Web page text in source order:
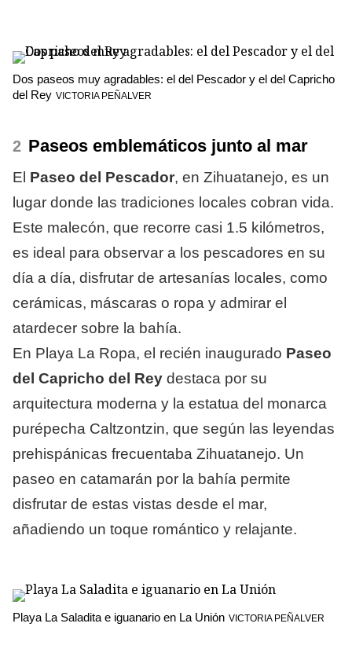
Dos paseos muy agradables: el del Pescador y el del Capricho
del Rey VICTORIA PEÑALVER
Paseos emblemáticos junto al mar
El Paseo del Pescador, en Zihuatanejo, es un
lugar donde las tradiciones locales cobran vida.
Este malecón, que recorre casi 1.5 kilómetros,
es ideal para observar a los pescadores en su
día a día, disfrutar de artesanías locales, como
cerámicas, máscaras o ropa y admirar el
atardecer sobre la bahía.
En Playa La Ropa, el recién inaugurado Paseo
del Capricho del Rey destaca por su
arquitectura moderna y la estatua del monarca
purépecha Caltzontzin, que según las leyendas
prehispánicas frecuentaba Zihuatanejo. Un
paseo en catamarán por la bahía permite
disfrutar de estas vistas desde el mar,
añadiendo un toque romántico y relajante.
Playa La Saladita e iguanario en La Unión VICTORIA PEÑALVER